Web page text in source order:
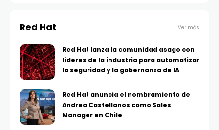
Red Hat Ver más
Red Hat lanza la comunidad asago con
líderes de la industria para automatizar
la seguridad y la gobernanza de IA
Red Hat anuncia el nombramiento de
Andrea Castellanos como Sales
Manager en Chile